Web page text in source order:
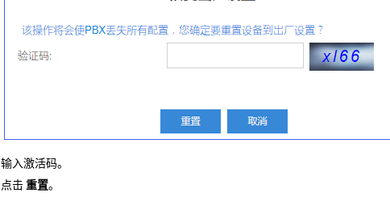
输入激活码。
点击重置。